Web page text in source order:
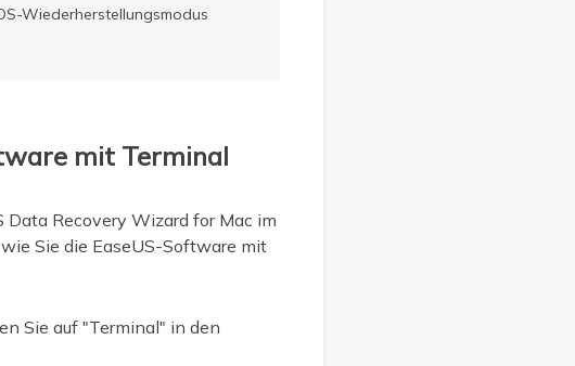
Wiederherstellungsmodus
mit Terminal
Recovery Wizard for Mac im
Sie die EaseUS-Software mit
Sie auf "Terminal" in den